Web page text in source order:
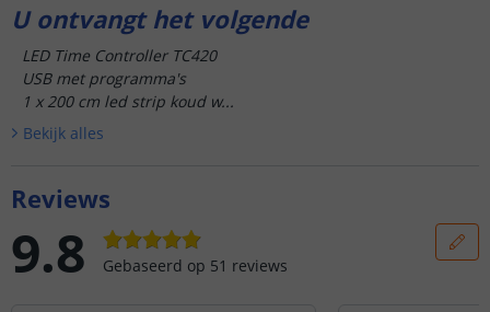
U ontvangt het volgende
LED Time Controller TC420
USB met programma's
1 x 200 cm led strip koud w...
Bekijk alles
Reviews
9.8 Gebaseerd op 51 reviews